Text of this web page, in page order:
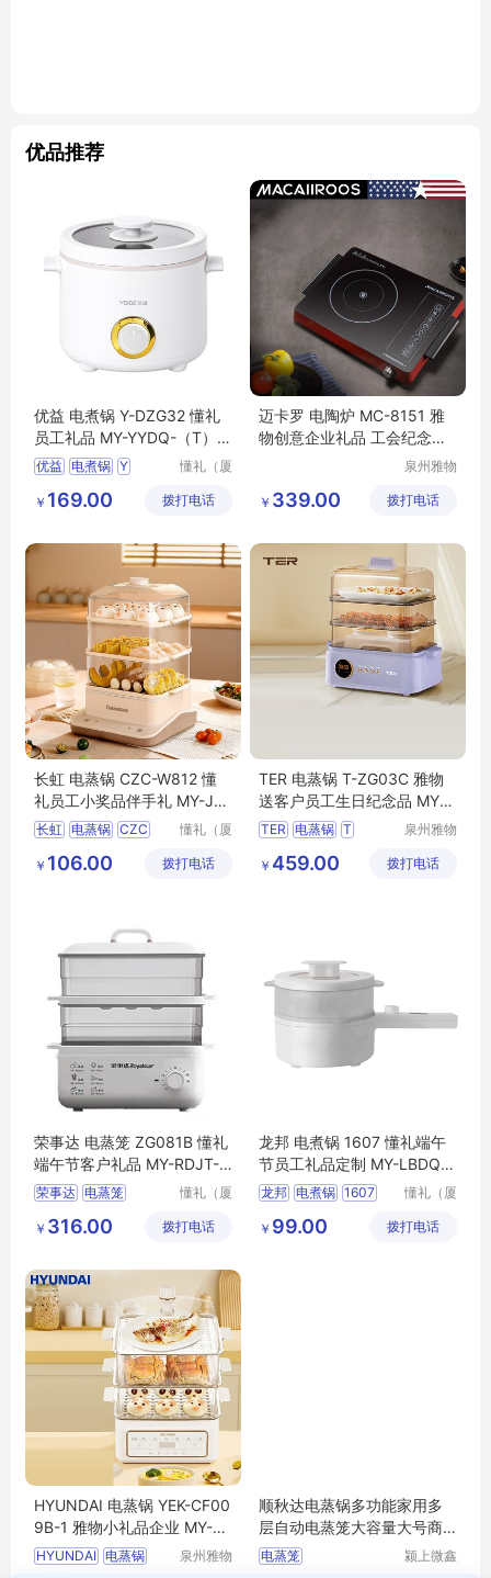
优品推荐
优益 电煮锅 Y-DZG32 懂礼
员工礼品 MY-YYDQ-（T）-
37
优益 电煮锅 Y
MY
YYDQ
懂礼（厦
链有限公
￥ 169.00 拨打电话
迈卡罗 电陶炉 MC-8151 雅
物创意企业礼品 工会纪念礼
泉州雅物
公司
￥ 339.00 拨打电话
长虹 电蒸锅 CZC-W812 懂
礼员工小奖品伴手礼 MY-JW
S-(T)-43
长虹 电蒸锅 CZC
员工小奖品伴手礼
MY
懂礼（厦
链有限公
￥ 106.00 拨打电话
TER 电蒸锅 T-ZG03C 雅物
送客户员工生日纪念品 MY-C
TKJ-(T)-34
TER 电蒸锅 T
送客户员工生日纪念品
泉州雅物
公司
￥ 459.00 拨打电话
荣事达 电蒸笼 ZG081B 懂礼
端午节客户礼品 MY-RDJT-
（T）-177
荣事达 电蒸笼
懂礼端午节客户礼品
懂礼（厦
链有限公
￥ 316.00 拨打电话
龙邦 电煮锅 1607 懂礼端午
节员工礼品定制 MY-LBDQ-
（T）-16
龙邦 电煮锅 1607
MY LBDQ
懂礼（厦
链有限公
￥ 99.00 拨打电话
HYUNDAI 电蒸锅 YEK-CF00
9B-1 雅物小礼品企业 MY-FS
LC-(T)-31
HYUNDAI 电蒸锅
泉州雅物
顺秋达电蒸锅多功能家用多
层自动电蒸笼大容量大号商
用蒸馒头蒸锅
电蒸笼
颍上微鑫